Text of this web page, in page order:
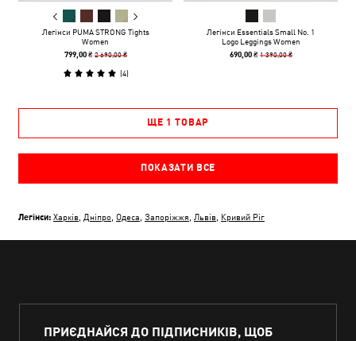
Легінси PUMA STRONG Tights
Women
799,00 ₴ 2 690,00 ₴
(4)
Легінси Essentials Small No. 1
Logo Leggings Women
690,00 ₴ 1 390,00 ₴
ЩЕ 1 ТОВАР
ПОКАЗАТИ ВСЕ
Легінси: Харків Дніпро Одеса Запоріжжя Львів Кривий Ріг
ПРИЄДНАЙСЯ ДО ПІДПИСНИКІВ, ЩОБ